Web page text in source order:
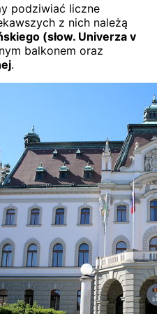
podziwiać liczne
z nich należą
(słow. Univerza v
balkonem oraz
.